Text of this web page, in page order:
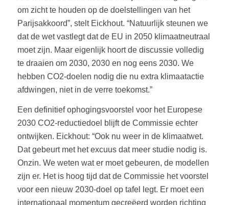
om zicht te houden op de doelstellingen van het
Parijsakkoord”, stelt Eickhout. “Natuurlijk steunen we
dat de wet vastlegt dat de EU in 2050 klimaatneutraal
moet zijn. Maar eigenlijk hoort de discussie volledig
te draaien om 2030, 2030 en nog eens 2030. We
hebben CO2-doelen nodig die nu extra klimaatactie
afdwingen, niet in de verre toekomst.”
Een definitief ophogingsvoorstel voor het Europese
2030 CO2-reductiedoel blijft de Commissie echter
ontwijken. Eickhout: “Ook nu weer in de klimaatwet.
Dat gebeurt met het excuus dat meer studie nodig is.
Onzin. We weten wat er moet gebeuren, de modellen
zijn er. Het is hoog tijd dat de Commissie het voorstel
voor een nieuw 2030-doel op tafel legt. Er moet een
internationaal momentum gecreëerd worden richting